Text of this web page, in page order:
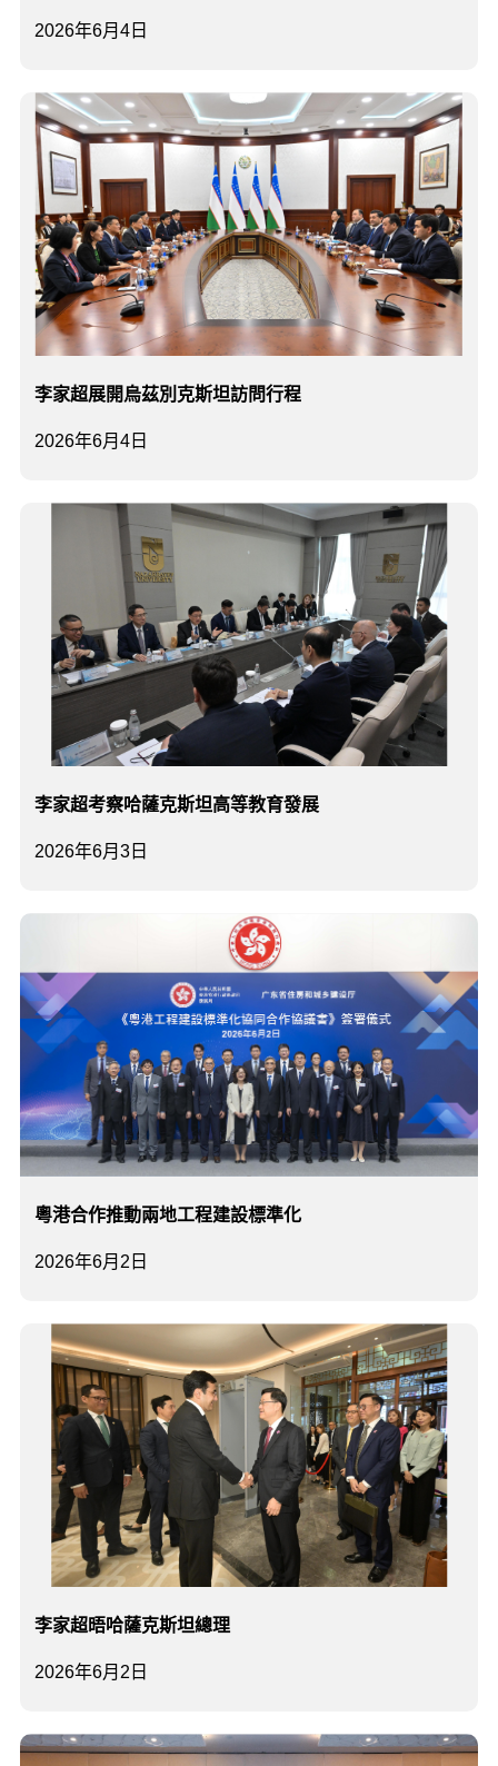
2026年6月4日
2026年6月4日
李家超展開烏茲別克斯坦訪問行程
2026年6月3日
李家超考察哈薩克斯坦高等教育發展
2026年6月2日
粵港合作推動兩地工程建設標準化
2026年6月2日
李家超晤哈薩克斯坦總理